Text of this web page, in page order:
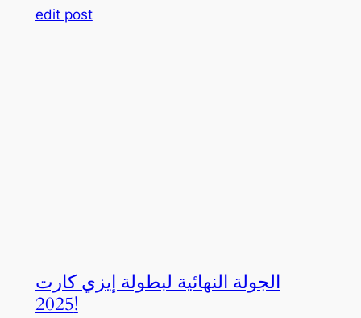
edit post
الجولة النهائية لبطولة إيزي كارت
2025!